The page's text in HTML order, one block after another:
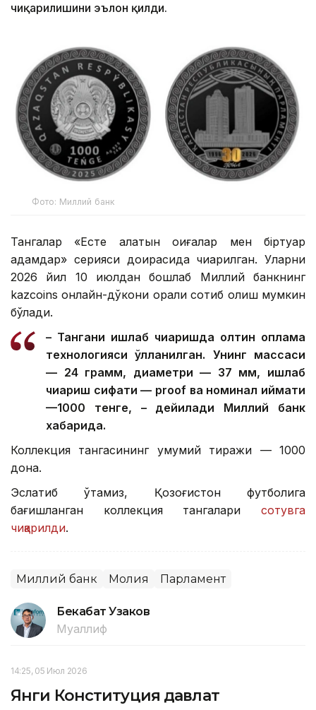
чиқарилишини эълон қилди.
Фото: Миллий банк
Тангалар «Есте қалатын оқиғалар мен біртуар
адамдар» серияси доирасида чиқарилган. Уларни
2026 йил 10 июлдан бошлаб Миллий банкнинг
kazcoins онлайн-дўкони орқали сотиб олиш мумкин
бўлади.
– Тангани ишлаб чиқаришда олтин қоплама
технологияси қўлланилган. Унинг массаси
— 24 грамм, диаметри — 37 мм, ишлаб
чиқариш сифати — proof ва номинал қиймати
—1000 тенге, – дейилади Миллий банк
хабарида.
Коллекция тангасининг умумий тиражи — 1000
дона.
Эслатиб ўтамиз, Қозоғистон футболига
бағишланган коллекция тангалари сотувга
чиқарилди.
Миллий банк Молия Парламент
Бекабат Узаков
Муаллиф
14:25, 05 Июл 2026
Янги Конституция давлат